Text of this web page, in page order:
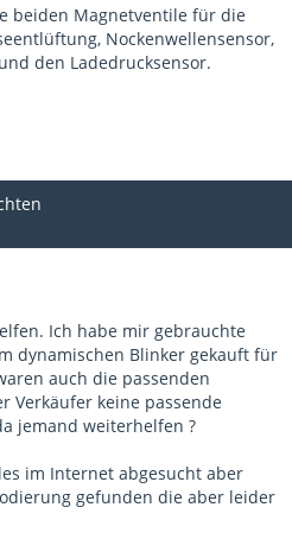
beiden Magnetventile für die
Nockenwellensensor,
den Ladedrucksensor.
Ich habe mir gebrauchte
dynamischen Blinker gekauft für
auch die passenden
Verkäufer keine passende
jemand weiterhelfen ?
im Internet abgesucht aber
gefunden die aber leider